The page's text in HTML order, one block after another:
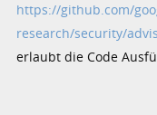
https://github.com/
research/security/
erlaubt die Code